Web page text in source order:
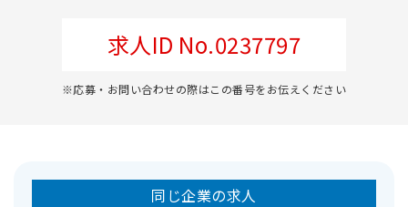
求人ID No.0237797
※応募・お問い合わせの際はこの番号をお伝えください
同じ企業の求人